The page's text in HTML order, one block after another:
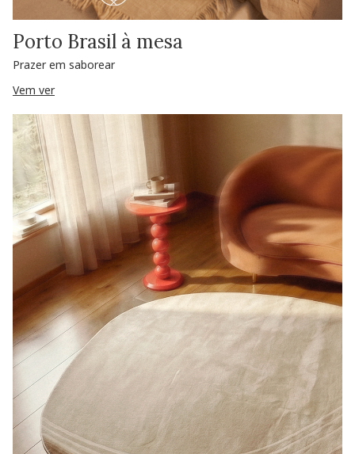
Porto Brasil à mesa
Prazer em saborear
Vem ver